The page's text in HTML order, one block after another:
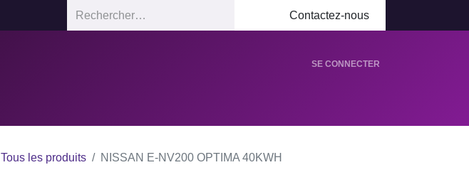
Contactez-nous
SE CONNECTER
Tous les produits NISSAN E-NV200 OPTIMA 40KWH